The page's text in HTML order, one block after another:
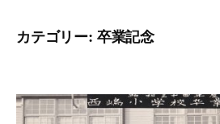
カテゴリー: 卒業記念